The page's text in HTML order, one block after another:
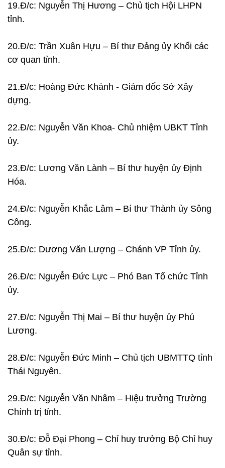
19.Đ/c: Nguyễn Thị Hương – Chủ tịch Hội LHPN
tỉnh.
20.Đ/c: Trần Xuân Hựu – Bí thư Đảng ủy Khối các
cơ quan tỉnh.
21.Đ/c: Hoàng Đức Khánh - Giám đốc Sở Xây
dựng.
22.Đ/c: Nguyễn Văn Khoa- Chủ nhiệm UBKT Tỉnh
ủy.
23.Đ/c: Lương Văn Lành – Bí thư huyện ủy Định
Hóa.
24.Đ/c: Nguyễn Khắc Lâm – Bí thư Thành ủy Sông
Công.
25.Đ/c: Dương Văn Lượng – Chánh VP Tỉnh ủy.
26.Đ/c: Nguyễn Đức Lực – Phó Ban Tổ chức Tỉnh
ủy.
27.Đ/c: Nguyễn Thị Mai – Bí thư huyện ủy Phú
Lương.
28.Đ/c: Nguyễn Đức Minh – Chủ tịch UBMTTQ tỉnh
Thái Nguyên.
29.Đ/c: Nguyễn Văn Nhâm – Hiệu trưởng Trường
Chính trị tỉnh.
30.Đ/c: Đỗ Đại Phong – Chỉ huy trưởng Bộ Chỉ huy
Quân sự tỉnh.